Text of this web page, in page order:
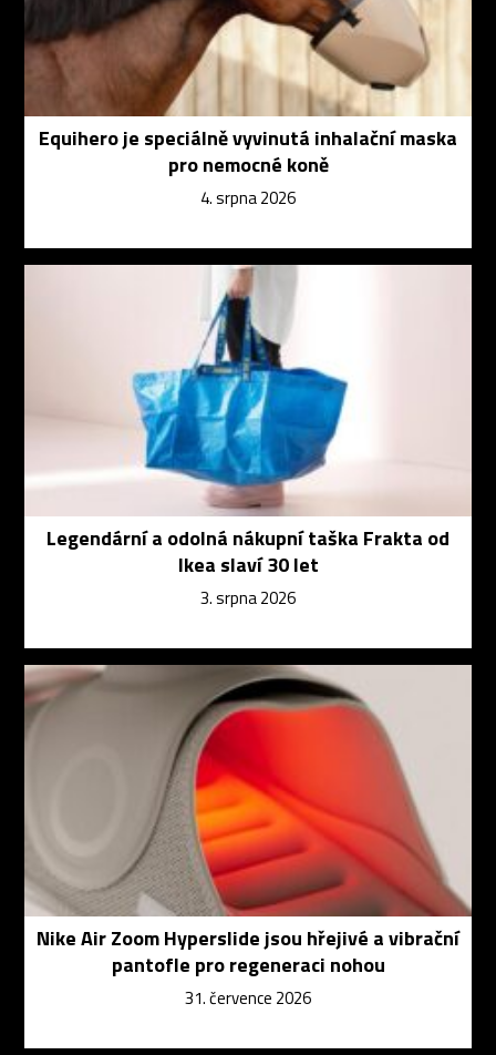
Equihero je speciálně vyvinutá inhalační maska
pro nemocné koně
4. srpna 2026
Legendární a odolná nákupní taška Frakta od
Ikea slaví 30 let
3. srpna 2026
Nike Air Zoom Hyperslide jsou hřejivé a vibrační
pantofle pro regeneraci nohou
31. července 2026